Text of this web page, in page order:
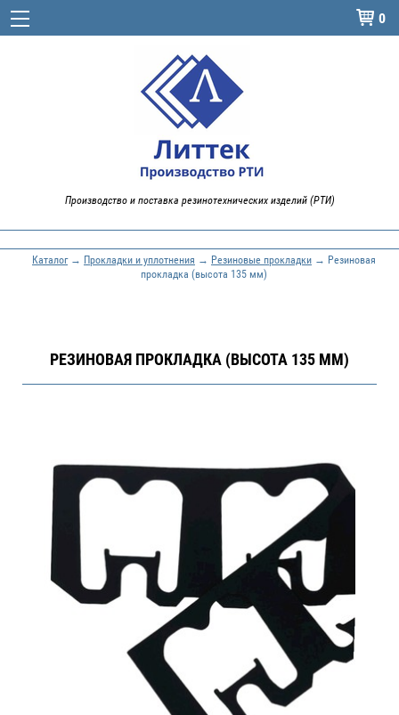
 0
Производство и поставка резинотехнических изделий (РТИ)
Каталог→ Прокладки и уплотнения → Резиновые прокладки → Резиновая
прокладка (высота 135 мм)
РЕЗИНОВАЯ ПРОКЛАДКА (ВЫСОТА 135 ММ)